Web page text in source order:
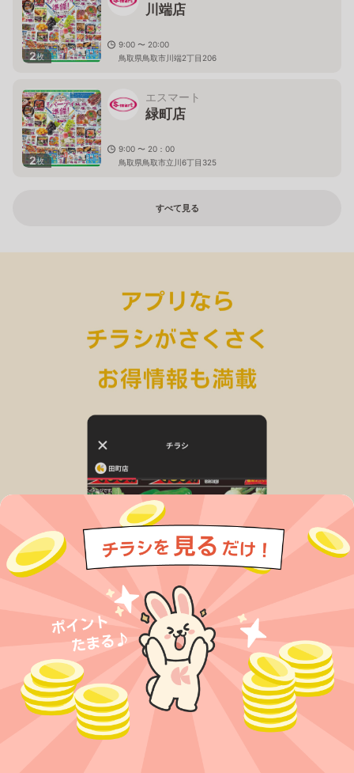
2枚
川端店
9:00 〜 20:00
鳥取県鳥取市川端2丁目206
2枚
エスマート
緑町店
9:00 〜 20：00
鳥取県鳥取市立川6丁目325
すべて見る